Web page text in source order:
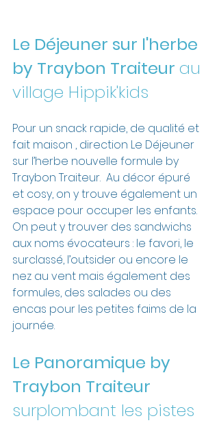
Le Déjeuner sur l'herbe
by Traybon Traiteur au
village Hippik'kids
Pour un snack rapide, de qualité et
fait maison , direction Le Déjeuner
sur l’herbe nouvelle formule by
Traybon Traiteur.  Au décor épuré
et cosy, on y trouve également un
espace pour occuper les enfants.
On peut y trouver des sandwichs
aux noms évocateurs : le favori, le
surclassé, l’outsider ou encore le
nez au vent mais également des
formules, des salades ou des
encas pour les petites faims de la
journée.
Le Panoramique by
Traybon Traiteur
surplombant les pistes